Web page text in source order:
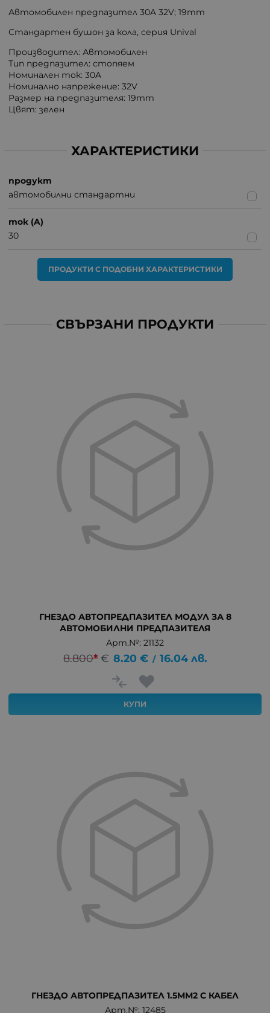
Автомобилен предпазител 30A 32V; 19mm
Стандартен бушон за кола, серия Unival
Производител: Автомобилен
Тип предпазител: стопяем
Номинален ток: 30A
Номинално напрежение: 32V
Размер на предпазителя: 19mm
Цвят: зелен
ХАРАКТЕРИСТИКИ
продукт
автомобилни стандартни
ток (A)
30
ПРОДУКТИ С ПОДОБНИ ХАРАКТЕРИСТИКИ
СВЪРЗАНИ ПРОДУКТИ
ГНЕЗДО АВТОПРЕДПАЗИТЕЛ МОДУЛ ЗА 8
АВТОМОБИЛНИ ПРЕДПАЗИТЕЛЯ
Арт.№: 21132
8.800* € 8.20 € / 16.04 лв.
КУПИ
ГНЕЗДО АВТОПРЕДПАЗИТЕЛ 1.5ММ2 С КАБЕЛ
Арт.№: 12485